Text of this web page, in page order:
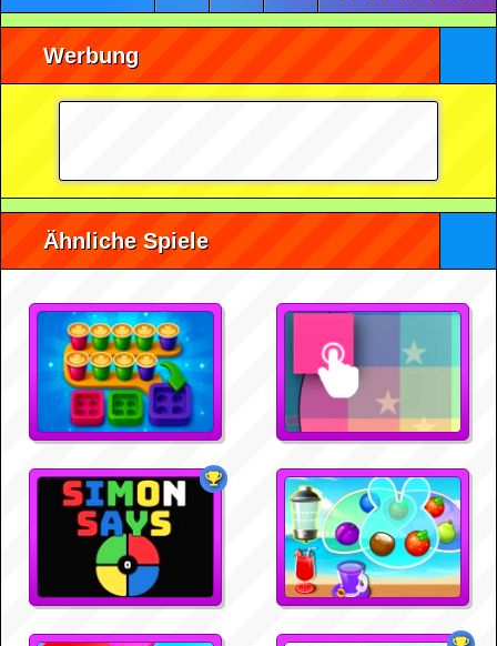
Werbung
Ähnliche Spiele